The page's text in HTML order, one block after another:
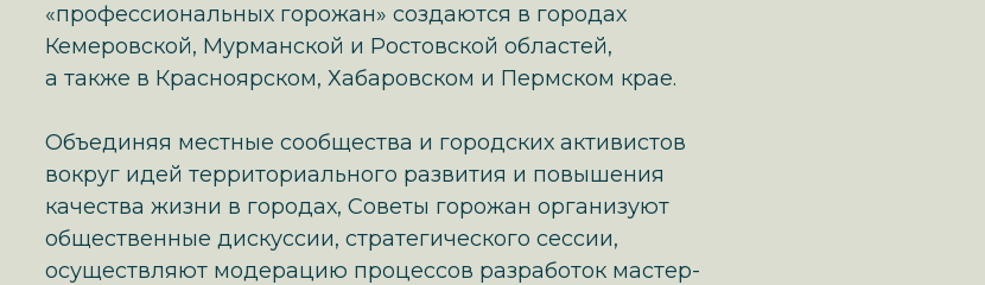
«профессиональных горожан» создаются в городах
Кемеровской, Мурманской и Ростовской областей,
а также в Красноярском, Хабаровском и Пермском крае.
Объединяя местные сообщества и городских активистов
вокруг идей территориального развития и повышения
качества жизни в городах, Советы горожан организуют
общественные дискуссии, стратегического сессии,
осуществляют модерацию процессов разработок мастер-